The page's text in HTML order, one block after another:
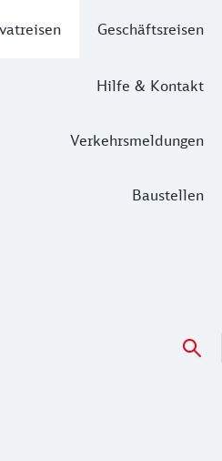
Geschäftsreisen
Hilfe & Kontakt
Verkehrsmeldungen
Baustellen